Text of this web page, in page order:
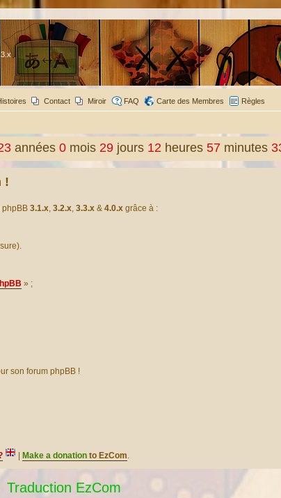
Contact Miroir FAQ Carte des Membres Règles
années 0 mois 29 jours 12 heures 57 minutes
!
phpBB 3.1.x, 3.2.x, 3.3.x & 4.0.x grâce à :
» ;
son forum phpBB !
Make a donation to EzCom.
Traduction EzCom